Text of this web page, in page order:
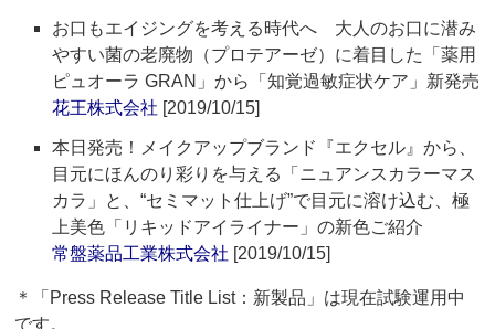
お口もエイジングを考える時代へ 大人のお口に潜み
やすい菌の老廃物（プロテアーゼ）に着目した「薬用
ピュオーラ GRAN」から「知覚過敏症状ケア」新発売
花王株式会社 [2019/10/15]
本日発売！メイクアップブランド『エクセル』から、
目元にほんのり彩りを与える「ニュアンスカラーマス
カラ」と、“セミマット仕上げ”で目元に溶け込む、極
上美色「リキッドアイライナー」の新色ご紹介
常盤薬品工業株式会社 [2019/10/15]
＊「Press Release Title List：新製品」は現在試験運用中
です。